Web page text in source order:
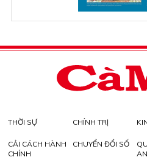
THỜI SỰ CHÍNH TRỊ
CẢI CÁCH HÀNH
CHÍNH
CHUYỂN ĐỔI SỐ